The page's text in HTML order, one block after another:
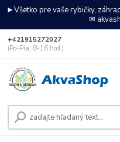
►Všetko pre vaše rybičky,
✉
+421915272027
(Po-Pia, 8-16 hod.)